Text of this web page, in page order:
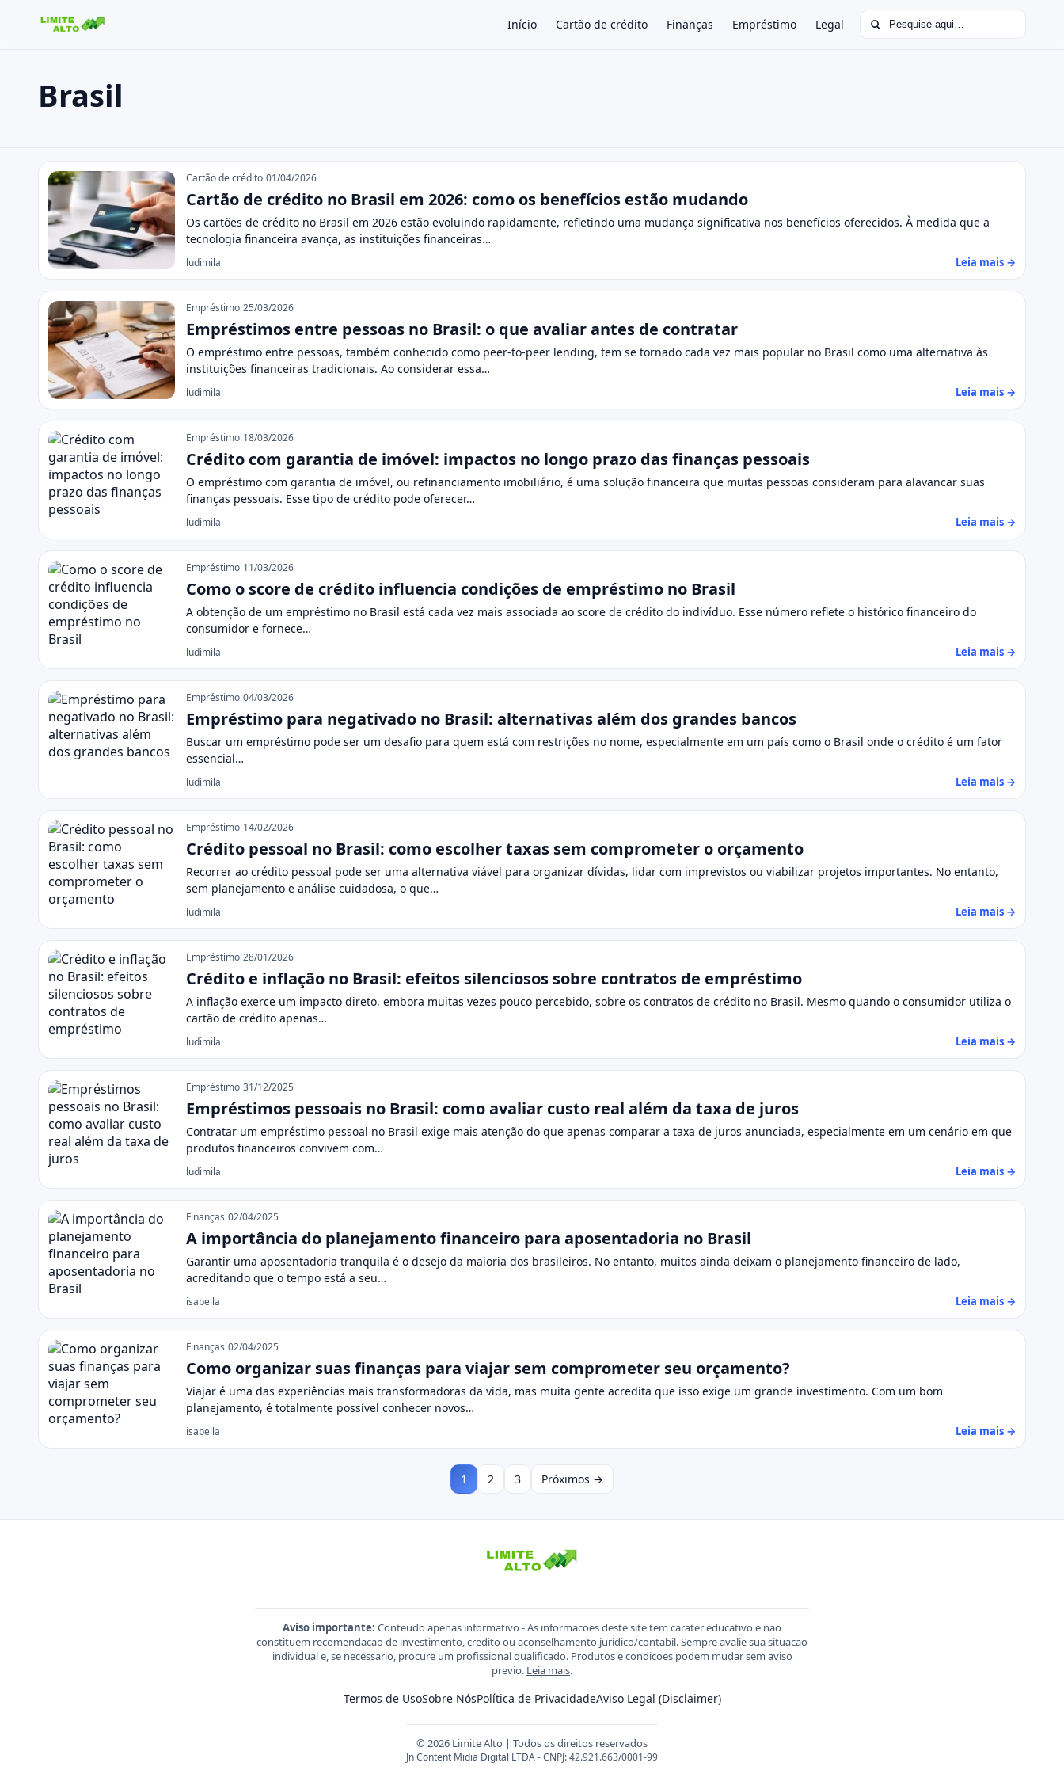
Início Cartão de crédito Finanças Empréstimo Legal Buscar por:
Buscar no site
Pressione Enter para buscar ou ESC para fechar.
Brasil
Brasil Cartão de crédito 01/04/2026
Cartão de crédito no Brasil em 2026: como os benefícios estão mudando
Os cartões de crédito no Brasil em 2026 estão evoluindo rapidamente, refletindo uma mudança significativa nos benefícios oferecidos. À medida que a
tecnologia financeira avança, as instituições financeiras…
ludimila Leia mais →
Empréstimo 25/03/2026
Empréstimos entre pessoas no Brasil: o que avaliar antes de contratar
O empréstimo entre pessoas, também conhecido como peer-to-peer lending, tem se tornado cada vez mais popular no Brasil como uma alternativa às
instituições financeiras tradicionais. Ao considerar essa…
ludimila Leia mais →
Empréstimo 18/03/2026
Crédito com garantia de imóvel: impactos no longo prazo das finanças pessoais
O empréstimo com garantia de imóvel, ou refinanciamento imobiliário, é uma solução financeira que muitas pessoas consideram para alavancar suas
finanças pessoais. Esse tipo de crédito pode oferecer…
ludimila Leia mais →
Empréstimo 11/03/2026
Como o score de crédito influencia condições de empréstimo no Brasil
A obtenção de um empréstimo no Brasil está cada vez mais associada ao score de crédito do indivíduo. Esse número reflete o histórico financeiro do
consumidor e fornece…
ludimila Leia mais →
Empréstimo 04/03/2026
Empréstimo para negativado no Brasil: alternativas além dos grandes bancos
Buscar um empréstimo pode ser um desafio para quem está com restrições no nome, especialmente em um país como o Brasil onde o crédito é um fator
essencial…
ludimila Leia mais →
Empréstimo 14/02/2026
Crédito pessoal no Brasil: como escolher taxas sem comprometer o orçamento
Recorrer ao crédito pessoal pode ser uma alternativa viável para organizar dívidas, lidar com imprevistos ou viabilizar projetos importantes. No entanto,
sem planejamento e análise cuidadosa, o que…
ludimila Leia mais →
Empréstimo 28/01/2026
Crédito e inflação no Brasil: efeitos silenciosos sobre contratos de empréstimo
A inflação exerce um impacto direto, embora muitas vezes pouco percebido, sobre os contratos de crédito no Brasil. Mesmo quando o consumidor utiliza o
cartão de crédito apenas…
ludimila Leia mais →
Empréstimo 31/12/2025
Empréstimos pessoais no Brasil: como avaliar custo real além da taxa de juros
Contratar um empréstimo pessoal no Brasil exige mais atenção do que apenas comparar a taxa de juros anunciada, especialmente em um cenário em que
produtos financeiros convivem com…
ludimila Leia mais →
Finanças 02/04/2025
A importância do planejamento financeiro para aposentadoria no Brasil
Garantir uma aposentadoria tranquila é o desejo da maioria dos brasileiros. No entanto, muitos ainda deixam o planejamento financeiro de lado,
acreditando que o tempo está a seu…
isabella Leia mais →
Finanças 02/04/2025
Como organizar suas finanças para viajar sem comprometer seu orçamento?
Viajar é uma das experiências mais transformadoras da vida, mas muita gente acredita que isso exige um grande investimento. Com um bom
planejamento, é totalmente possível conhecer novos…
isabella Leia mais →
1 2 3 Próximos →
Aviso importante: Conteudo apenas informativo - As informacoes deste site tem carater educativo e nao
constituem recomendacao de investimento, credito ou aconselhamento juridico/contabil. Sempre avalie sua situacao
individual e, se necessario, procure um profissional qualificado. Produtos e condicoes podem mudar sem aviso
previo. Leia mais.
Termos de UsoSobre NósPolítica de PrivacidadeAviso Legal (Disclaimer)
© 2026 Limite Alto | Todos os direitos reservados
Jn Content Midia Digital LTDA - CNPJ: 42.921.663/0001-99